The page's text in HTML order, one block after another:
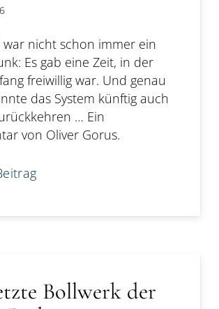
war nicht schon immer ein
Es gab eine Zeit, in der
freiwillig war. Und genau
das System künftig auch
… Ein
von Oliver Gorus.
Bollwerk der